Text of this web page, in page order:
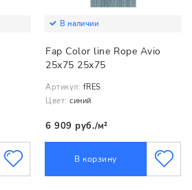
В наличии
Fap Color line Rope Avio
25x75 25x75
Артикул: fRES
Цвет: синий
6 909 руб./м²
В корзину